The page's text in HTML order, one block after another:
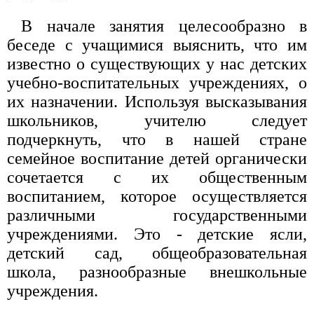
В начале занятия целесообразно в
беседе с учащимися выяснить, что им
известно о существующих у нас детских
учебно-воспитательных учреждениях, о
их назначении. Используя высказывания
школьников, учителю следует
подчеркнуть, что в нашей стране
семейное воспитание детей органически
сочетается с их общественным
воспитанием, которое осуществляется
различными государственными
учреждениями. Это - детские ясли,
детский сад, общеобразовательная
школа, разнообразные внешкольные
учреждения.